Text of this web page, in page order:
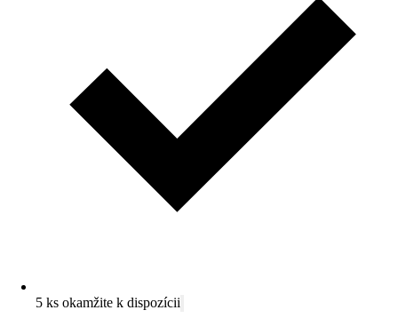
5 ks okamžite k dispozícii